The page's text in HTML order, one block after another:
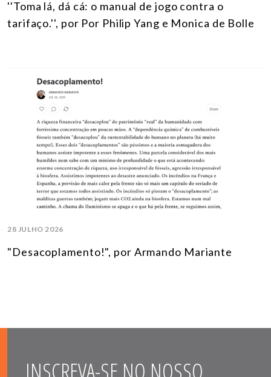
''Toma lá, dá cá: o manual de jogo contra o
tarifaço.'', por Por Philip Yang e Monica de Bolle
28 JULHO 2026
"Desacoplamento!", por Armando Mariante